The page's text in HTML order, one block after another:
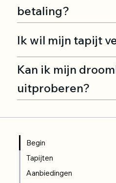
betaling?
Ik wil mijn tapijt
Kan ik mijn
uitproberen?
Begin
Tapijten
Aanbiedingen